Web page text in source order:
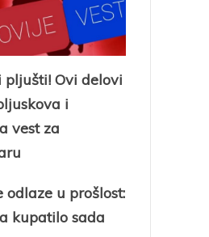
Ovi delovi
i
vest za
odlaze u prošlost:
kupatilo sada